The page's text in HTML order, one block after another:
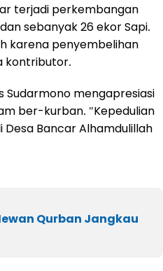
terjadi perkembangan
sebanyak 26 ekor Sapi.
karena penyembelihan
kontributor.
Sudarmono mengapresiasi
ber-kurban. "Kepedulian
Bancar Alhamdulillah
Qurban Jangkau